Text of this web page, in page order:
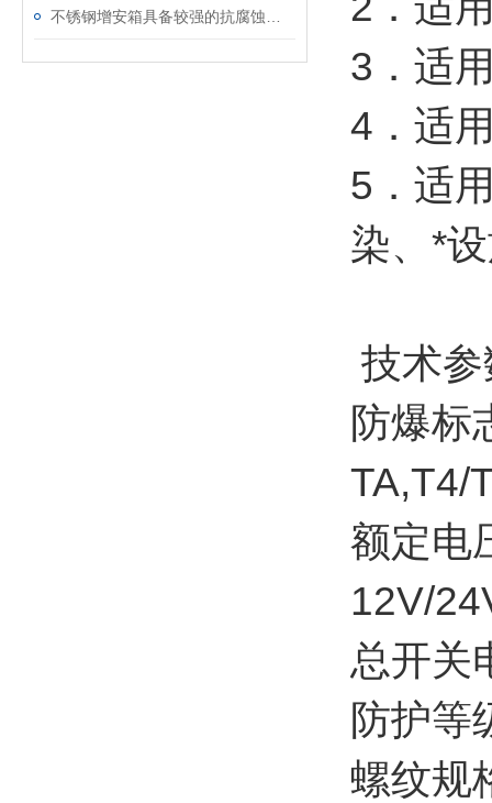
3．适
4．适
5．适
染、*
技术
防爆标
TA,T4/
额定电
12V/
总开关
防护等
螺纹规